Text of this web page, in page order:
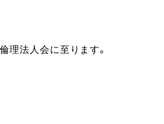
理法人会に至ります。